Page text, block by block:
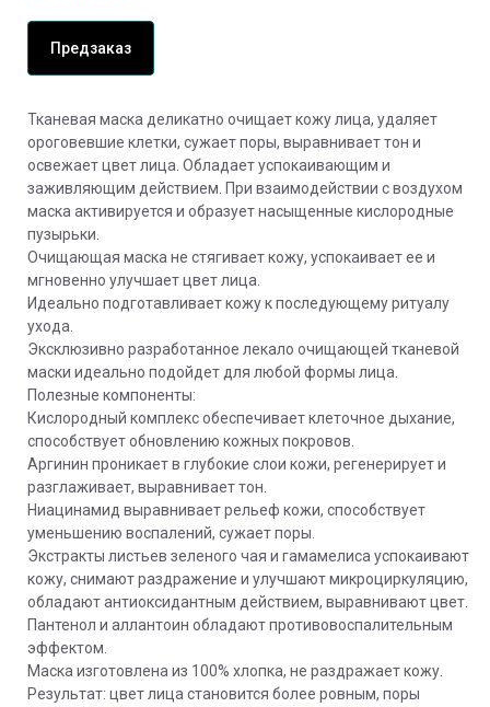
Предзаказ
Тканевая маска деликатно очищает кожу лица, удаляет
ороговевшие клетки, сужает поры, выравнивает тон и
освежает цвет лица. Обладает успокаивающим и
заживляющим действием. При взаимодействии с воздухом
маска активируется и образует насыщенные кислородные
пузырьки.
Очищающая маска не стягивает кожу, успокаивает ее и
мгновенно улучшает цвет лица.
Идеально подготавливает кожу к последующему ритуалу
ухода.
Эксклюзивно разработанное лекало очищающей тканевой
маски идеально подойдет для любой формы лица.
Полезные компоненты:
Кислородный комплекс обеспечивает клеточное дыхание,
способствует обновлению кожных покровов.
Аргинин проникает в глубокие слои кожи, регенерирует и
разглаживает, выравнивает тон.
Ниацинамид выравнивает рельеф кожи, способствует
уменьшению воспалений, сужает поры.
Экстракты листьев зеленого чая и гамамелиса успокаивают
кожу, снимают раздражение и улучшают микроциркуляцию,
обладают антиоксидантным действием, выравнивают цвет.
Пантенол и аллантоин обладают противовоспалительным
эффектом.
Маска изготовлена из 100% хлопка, не раздражает кожу.
Результат: цвет лица становится более ровным, поры